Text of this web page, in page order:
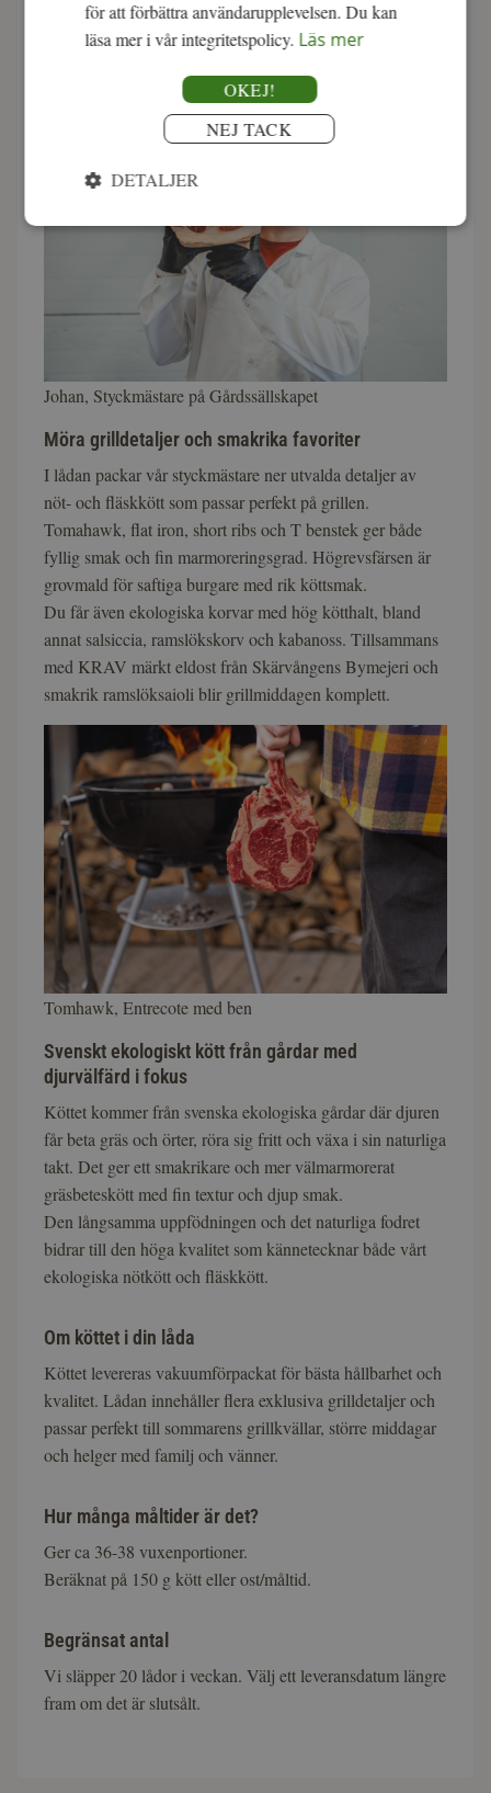
noggrant utvalda tillbehör från småskaliga svenska
producenter. En köttlåda för dig som uppskattar riktigt bra
råvaror och kött med karaktär.
Johan, Styckmästare på Gårdssällskapet
Möra grilldetaljer och smakrika favoriter
I lådan packar vår styckmästare ner utvalda detaljer av
nöt- och fläskkött som passar perfekt på grillen.
Tomahawk, flat iron, short ribs och T benstek ger både
fyllig smak och fin marmoreringsgrad. Högrevsfärsen är
grovmald för saftiga burgare med rik köttsmak.
Du får även ekologiska korvar med hög kötthalt, bland
annat salsiccia, ramslökskorv och kabanoss. Tillsammans
med KRAV märkt eldost från Skärvångens Bymejeri och
smakrik ramslöksaioli blir grillmiddagen komplett.
Tomhawk, Entrecote med ben
Svenskt ekologiskt kött från gårdar med
djurvälfärd i fokus
Köttet kommer från svenska ekologiska gårdar där djuren
får beta gräs och örter, röra sig fritt och växa i sin naturliga
takt. Det ger ett smakrikare och mer välmarmorerat
gräsbeteskött med fin textur och djup smak.
Den långsamma uppfödningen och det naturliga fodret
bidrar till den höga kvalitet som kännetecknar både vårt
ekologiska nötkött och fläskkött.
Om köttet i din låda
Köttet levereras vakuumförpackat för bästa hållbarhet och
kvalitet. Lådan innehåller flera exklusiva grilldetaljer och
passar perfekt till sommarens grillkvällar, större middagar
och helger med familj och vänner.
Hur många måltider är det?
Ger ca 36-38 vuxenportioner.
Beräknat på 150 g kött eller ost/måltid.
Begränsat antal
Vi släpper 20 lådor i veckan. Välj ett leveransdatum längre
fram om det är slutsålt.
för att förbättra användarupplevelsen. Du kan
läsa mer i vår integritetspolicy. Läs mer
OKEJ!
NEJ TACK
DETALJER